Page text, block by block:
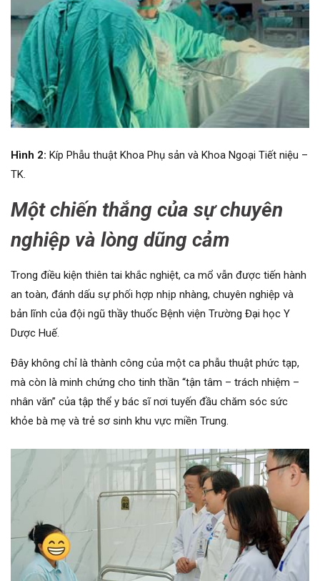
Hình 2: Kíp Phẫu thuật Khoa Phụ sản và Khoa Ngoại Tiết niệu –
TK.
Một chiến thắng của sự chuyên
nghiệp và lòng dũng cảm
Trong điều kiện thiên tai khắc nghiệt, ca mổ vẫn được tiến hành
an toàn, đánh dấu sự phối hợp nhịp nhàng, chuyên nghiệp và
bản lĩnh của đội ngũ thầy thuốc Bệnh viện Trường Đại học Y
Dược Huế.
Đây không chỉ là thành công của một ca phẫu thuật phức tạp,
mà còn là minh chứng cho tinh thần “tận tâm – trách nhiệm –
nhân văn” của tập thể y bác sĩ nơi tuyến đầu chăm sóc sức
khỏe bà mẹ và trẻ sơ sinh khu vực miền Trung.